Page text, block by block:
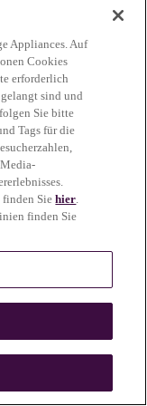
Appliances. Auf
Cookies
erforderlich
sind und
Sie bitte
Tags für die
finden Siehier.
finden Sie